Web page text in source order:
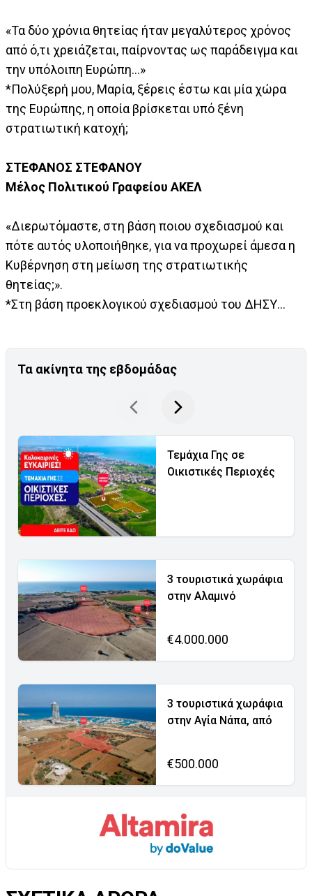
«Τα δύο χρόνια θητείας ήταν μεγαλύτερος χρόνος
από ό,τι χρειάζεται, παίρνοντας ως παράδειγμα και
την υπόλοιπη Ευρώπη...»
*Πολύξερή μου, Μαρία, ξέρεις έστω και μία χώρα
της Ευρώπης, η οποία βρίσκεται υπό ξένη
στρατιωτική κατοχή;
ΣΤΕΦΑΝΟΣ ΣΤΕΦΑΝΟΥ
Μέλος Πολιτικού Γραφείου ΑΚΕΛ
«Διερωτόμαστε, στη βάση ποιου σχεδιασμού και
πότε αυτός υλοποιήθηκε, για να προχωρεί άμεσα η
Κυβέρνηση στη μείωση της στρατιωτικής
θητείας;».
*Στη βάση προεκλογικού σχεδιασμού του ΔΗΣΥ...
Τα ακίνητα της εβδομάδας
Τεμάχια Γης σε
Οικιστικές Περιοχές
3 τουριστικά χωράφια
στην Αλαμινό
€4.000.000
3 τουριστικά χωράφια
στην Αγία Νάπα, από
€500.000